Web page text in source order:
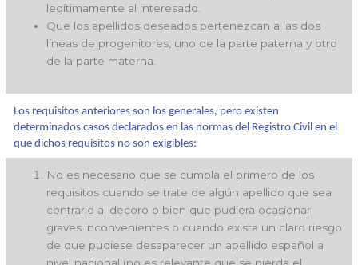
legítimamente al interesado.
Que los apellidos deseados pertenezcan a las dos
líneas de progenitores, uno de la parte paterna y otro
de la parte materna.
Los requisitos anteriores son los generales, pero existen
determinados casos declarados en las normas del Registro Civil en el
que dichos requisitos no son exigibles:
No es necesario que se cumpla el primero de los
requisitos cuando se trate de algún apellido que sea
contrario al decoro o bien que pudiera ocasionar
graves inconvenientes o cuando exista un claro riesgo
de que pudiese desaparecer un apellido español a